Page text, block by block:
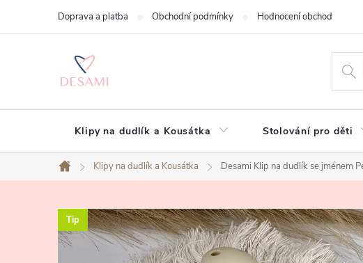
Doprava a platba Obchodní podmínky Hodnocení obchodu
Klipy na dudlík a Kousátka Stolování pro děti
Domů
Klipy na dudlík a Kousátka Desami Klip na dudlík se jménem
Tip